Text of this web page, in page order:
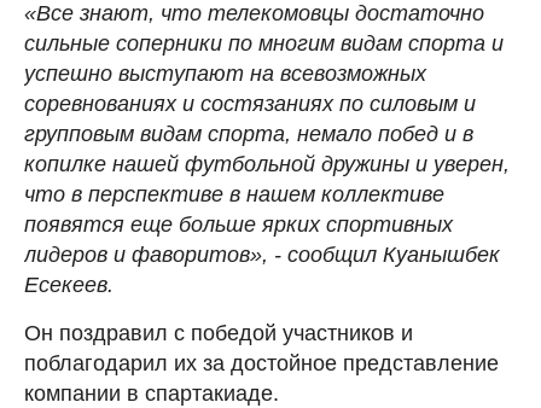
«Все знают, что телекомовцы достаточно
сильные соперники по многим видам спорта и
успешно выступают на всевозможных
соревнованиях и состязаниях по силовым и
групповым видам спорта, немало побед и в
копилке нашей футбольной дружины и уверен,
что в перспективе в нашем коллективе
появятся еще больше ярких спортивных
лидеров и фаворитов», - сообщил Куанышбек
Есекеев.
Он поздравил с победой участников и
поблагодарил их за достойное представление
компании в спартакиаде.